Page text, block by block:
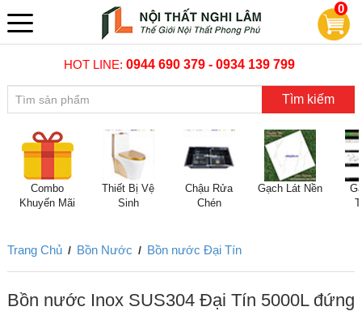
0
HOT LINE:0944 690 379 - 0934 139 799
Tìm kiếm
Combo
Khuyến Mãi
Thiết Bị Vệ
Sinh
Chậu Rửa
Chén
Gạch Lát Nền
Trang Chủ / Bồn Nước / Bồn nước Đại Tín
Bồn nước Inox SUS304 Đại Tín 5000L đứng